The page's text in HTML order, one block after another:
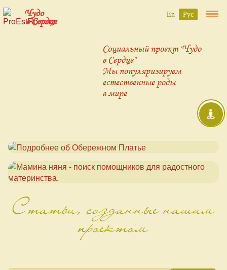
Чудо
в Сердце
Социальный проект "Чудо
в Сердце"
Мы популяризируем
естественные роды
в мире
Статьи, созданные нашим
проектом
En Рус